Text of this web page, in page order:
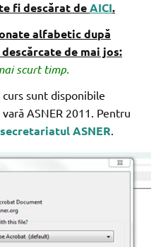
fi descărat deAICI.
alfabetic după
de mai jos:
scurt timp.
sunt disponibile
ASNER 2011. Pentru
secretariatul ASNER.